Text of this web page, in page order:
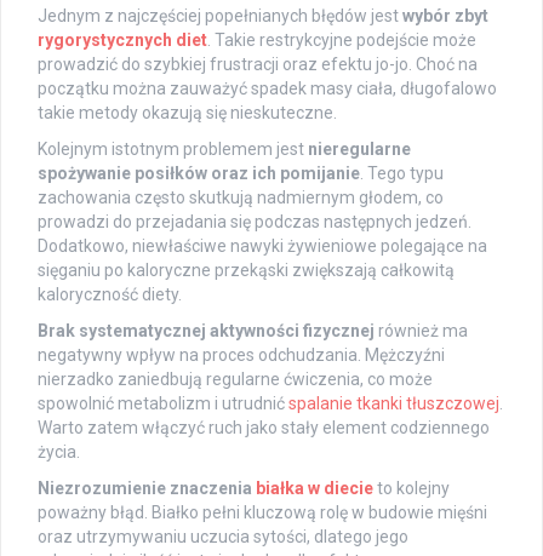
Jednym z najczęściej popełnianych błędów jestwybór zbyt
rygorystycznych diet. Takie restrykcyjne podejście może
prowadzić do szybkiej frustracji oraz efektu jo-jo. Choć na
początku można zauważyć spadek masy ciała, długofalowo
takie metody okazują się nieskuteczne.
Kolejnym istotnym problemem jest nieregularne
spożywanie posiłków oraz ich pomijanie. Tego typu
zachowania często skutkują nadmiernym głodem, co
prowadzi do przejadania się podczas następnych jedzeń.
Dodatkowo, niewłaściwe nawyki żywieniowe polegające na
sięganiu po kaloryczne przekąski zwiększają całkowitą
kaloryczność diety.
Brak systematycznej aktywności fizycznej również ma
negatywny wpływ na proces odchudzania. Mężczyźni
nierzadko zaniedbują regularne ćwiczenia, co może
spowolnić metabolizm i utrudnićspalanie tkanki tłuszczowej.
Warto zatem włączyć ruch jako stały element codziennego
życia.
Niezrozumienie znaczenia białka w diecieto kolejny
poważny błąd. Białko pełni kluczową rolę w budowie mięśni
oraz utrzymywaniu uczucia sytości, dlatego jego